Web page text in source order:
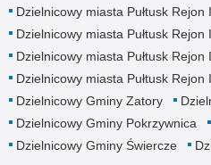
Dzielnicowy miasta Pułtusk Rejon I
Dzielnicowy miasta Pułtusk Rejon
Dzielnicowy miasta Pułtusk Rejon
Dzielnicowy miasta Pułtusk Rejon
Dzielnicowy Gminy Zatory
Dzielnicowy Gminy Pokrzywnica
Dzielnicowy Gminy Świercze